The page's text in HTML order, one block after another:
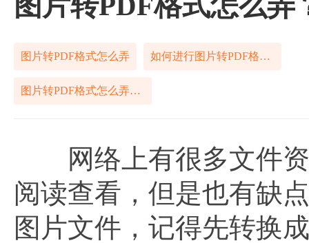
图片转PDF格式怎么弄 如何进行图片转PDF格式怎么弄
图片转PDF格式怎么弄教程
网络上有很多文件资
阅读查看，但是也有缺
图片文件，记得先转换